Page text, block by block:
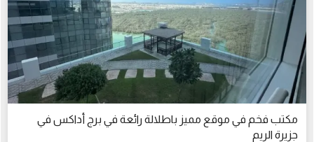
مكتب فخم في موقع مميز باطلالة رائعة في برج أداكس في
جزيرة الريم